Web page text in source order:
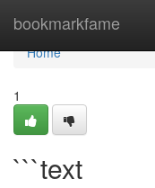
bookmarkfame
Home
Home
1
```text